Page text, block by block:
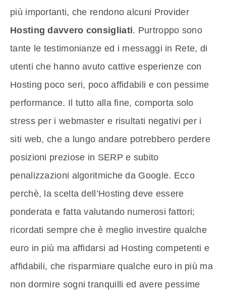
più importanti, che rendono alcuni Provider
Hosting davvero consigliati. Purtroppo sono
tante le testimonianze ed i messaggi in Rete, di
utenti che hanno avuto cattive esperienze con
Hosting poco seri, poco affidabili e con pessime
performance. Il tutto alla fine, comporta solo
stress per i webmaster e risultati negativi per i
siti web, che a lungo andare potrebbero perdere
posizioni preziose in SERP e subito
penalizzazioni algoritmiche da Google. Ecco
perchè, la scelta dell’Hosting deve essere
ponderata e fatta valutando numerosi fattori;
ricordati sempre che è meglio investire qualche
euro in più ma affidarsi ad Hosting competenti e
affidabili, che risparmiare qualche euro in più ma
non dormire sogni tranquilli ed avere pessime